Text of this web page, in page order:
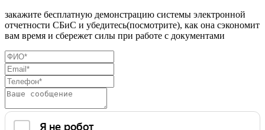
закажите бесплатную демонстрацию системы электронной
отчетности СБиС и убедитесь(посмотрите), как она сэкономит
вам время и сбережет силы при работе с документами